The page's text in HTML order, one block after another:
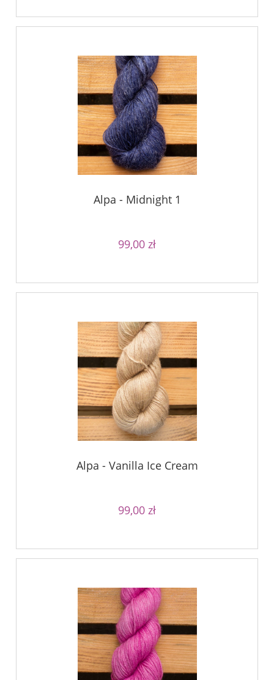
Alpa - Midnight 1
99,00 zł
Alpa - Vanilla Ice Cream
99,00 zł